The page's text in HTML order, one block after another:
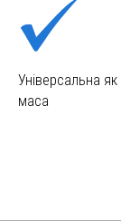
Універсальна
маса